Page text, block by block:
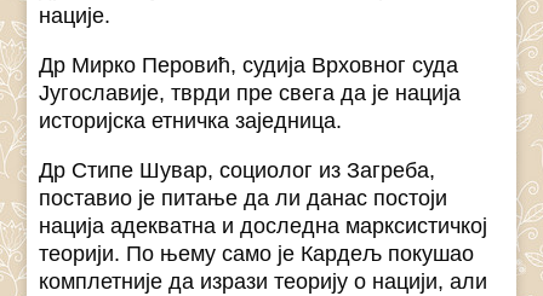
нације.
Др Мирко Перовић, судија Врховног суда
Југославије, тврди пре свега да је нација
историјска етничка заједница.
Др Стипе Шувар, социолог из Загреба,
поставио је питање да ли данас постоји
нација адекватна и доследна марксистичкој
теорији. По њему само је Кардељ покушао
комплетније да изрази теорију о нацији, али